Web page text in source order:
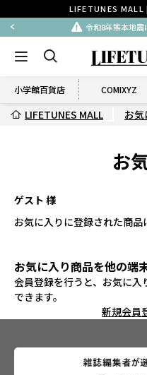
LIFETUNES MALL
令和8年熊本地震
小学館百貨店 COMIXYZ
LIFETUNES MALL お気
お
ゲスト 様
お気に入りに登録された商品
お気に入り商品を他の端
会員登録を行うと、お気に
できます。
新規会員